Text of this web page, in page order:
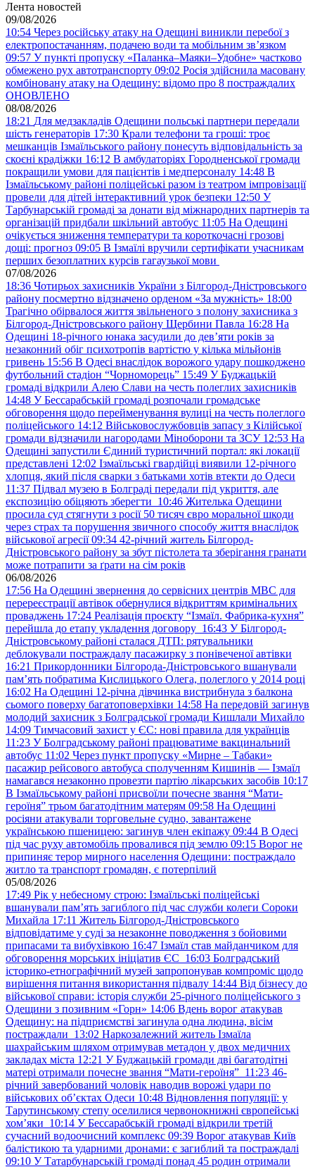
Лента новостей
09/08/2026
10:54 Через російську атаку на Одещині виникли перебої з
електропостачанням, подачею води та мобільним звʼязком
09:57 У пункті пропуску «Паланка–Маяки–Удобне» частково
обмежено рух автотранспорту 09:02 Росія здійснила масовану
комбіновану атаку на Одещину: відомо про 8 постраждалих
ОНОВЛЕНО
08/08/2026
18:21 Для медзакладів Одещини польські партнери передали
шість генераторів 17:30 Крали телефони та гроші: троє
мешканців Ізмаїльського району понесуть відповідальність за
скоєні крадіжки 16:12 В амбулаторіях Городненської громади
покращили умови для пацієнтів і медперсоналу 14:48 В
Ізмаїльському районі поліцейські разом із театром імпровізації
провели для дітей інтерактивний урок безпеки 12:50 У
Тарбунарській громаді за донати від міжнародних партнерів та
організацій придбали шкільний автобус 11:05 На Одещині
очікується зниження температури та короткочасні грозові
дощі: прогноз 09:05 В Ізмаїлі вручили сертифікати учасникам
перших безоплатних курсів гагаузької мови
07/08/2026
18:36 Чотирьох захисників України з Білгород-Дністровського
району посмертно відзначено орденом «За мужність» 18:00
Трагічно обірвалося життя звільненого з полону захисника з
Білгород-Дністровського району Щербини Павла 16:28 На
Одещині 18-річного юнака засудили до дев’яти років за
незаконний обіг психотропів вартістю у кілька мільйонів
гривень 15:56 В Одесі внаслідок ворожого удару пошкоджено
футбольний стадіон “Чорноморець” 15:49 У Буджацькій
громаді відкрили Алею Слави на честь полеглих захисників
14:48 У Бессарабській громаді розпочали громадське
обговорення щодо перейменування вулиці на честь полеглого
поліцейського 14:12 Військовослужбовців запасу з Кілійської
громади відзначили нагородами Міноборони та ЗСУ 12:53 На
Одещині запустили Єдиний туристичний портал: які локації
представлені 12:02 Ізмаїльські гвардійці виявили 12-річного
хлопця, який після сварки з батьками хотів втекти до Одеси
11:37 Підвал музею в Болграді передали під укриття, але
експозицію обіцяють зберегти 10:46 Жителька Одещини
просила суд стягнути з росії 50 тисяч євро моральної шкоди
через страх та порушення звичного способу життя внаслідок
військової агресії 09:34 42-річний житель Білгород-
Дністровського району за збут пістолета та зберігання гранати
може потрапити за ґрати на сім років
06/08/2026
17:56 На Одещині звернення до сервісних центрів МВС для
перереєстрації автівок обернулися відкриттям кримінальних
проваджень 17:24 Реалізація проєкту “Ізмаїл. Фабрика-кухня”
перейшла до етапу укладення договору 16:43 У Білгород-
Дністровському районі сталася ДТП: рятувальники
деблокували постраждалу пасажирку з понівеченої автівки
16:21 Прикордонники Білгорода-Дністровського вшанували
пам’ять побратима Кислицького Олега, полеглого у 2014 році
16:02 На Одещині 12-річна дівчинка вистрибнула з балкона
сьомого поверху багатоповерхівки 14:58 На передовій загинув
молодий захисник з Болградської громади Кишлали Михайло
14:09 Тимчасовий захист у ЄС: нові правила для українців
11:23 У Болградському районі працюватиме вакцинальний
автобус 11:02 Через пункт пропуску «Мирне – Табаки»
пасажир рейсового автобуса сполученням Кишинів — Ізмаїл
намагався незаконно провезти партію лікарських засобів 10:17
В Ізмаїльському районі присвоїли почесне звання “Мати-
героїня” трьом багатодітним матерям 09:58 На Одещині
росіяни атакували торговельне судно, завантажене
українською пшеницею: загинув член екіпажу 09:44 В Одесі
під час руху автомобіль провалився під землю 09:15 Ворог не
припиняє терор мирного населення Одещини: постраждало
житло та транспорт громадян, є потерпілий
05/08/2026
17:49 Рік у небесному строю: Ізмаїльські поліцейські
вшанували пам’ять загиблого під час служби колеги Сороки
Михайла 17:11 Житель Білгород-Дністровського
відповідатиме у суді за незаконне поводження з бойовими
припасами та вибухівкою 16:47 Ізмаїл став майданчиком для
обговорення морських ініціатив ЄС 16:03 Болградський
історико-етнографічний музей запропонував компроміс щодо
вирішення питання використання підвалу 14:44 Від бізнесу до
військової справи: історія служби 25-річного поліцейського з
Одещини з позивним «Горн» 14:06 Вдень ворог атакував
Одещину: на підприємстві загинула одна людина, вісім
постраждали 13:02 Наркозалежний житель Ізмаїла
шахрайським шляхом отримував метадон у двох медичних
закладах міста 12:21 У Буджацькій громади дві багатодітні
матері отримали почесне звання “Мати-героїня” 11:23 46-
річний завербований чоловік наводив ворожі удари по
військових обʼєктах Одеси 10:48 Відновлення популяції: у
Тарутинському степу оселилися червонокнижні європейські
хом’яки 10:14 У Бессарабській громаді відкрили третій
сучасний водоочисний комплекс 09:39 Ворог атакував Київ
балістикою та ударними дронами: є загиблий та постраждалі
09:10 У Татарбунарській громаді понад 45 родин отримали